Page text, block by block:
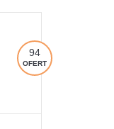
94
OFERT